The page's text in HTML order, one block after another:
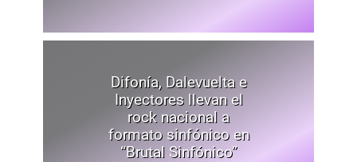
Difonía, Dalevuelta e
Inyectores llevan el
rock nacional a
formato sinfónico en
“Brutal Sinfónico”